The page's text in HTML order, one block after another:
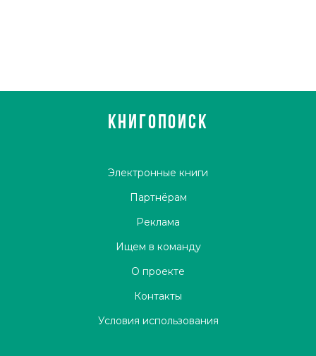
КНИГОПОИСК
Электронные книги
Партнёрам
Реклама
Ищем в команду
О проекте
Контакты
Условия использования